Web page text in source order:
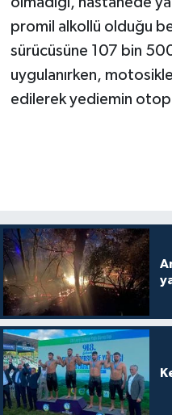
promil alkollü olduğu
sürücüsüne 107 bin
uygulanırken,
edilerek yediemin